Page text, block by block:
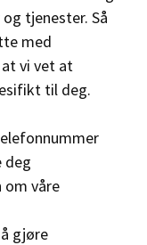
tjenester. Så
med
vi vet at
til deg.
deg
om våre
gjøre